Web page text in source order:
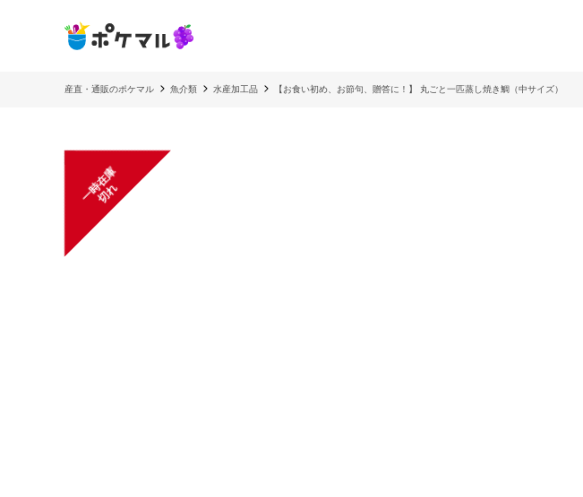
産直・通販のポケマル 魚介類 水産加工品 【お食い初め、お節句、贈答に！】 丸ごと一匹蒸し焼き鯛（中サイズ）
一
時
在
庫
切
れ